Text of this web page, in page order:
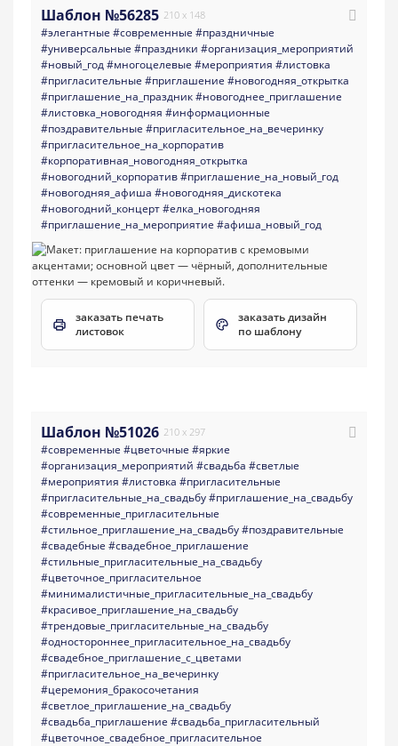
Шаблон №56285 210 x 148
#элегантные #современные #праздничные
#универсальные #праздники #организация_мероприятий
#новый_год#многоцелевые #мероприятия #листовка
#пригласительные #приглашение #новогодняя_открытка
#приглашение_на_праздник#новогоднее_приглашение
#листовка_новогодняя #информационные
#поздравительные #пригласительное_на_вечеринку
#пригласительное_на_корпоратив
#корпоративная_новогодняя_открытка
#новогодний_корпоратив#приглашение_на_новый_год
#новогодняя_афиша #новогодняя_дискотека
#новогодний_концерт#елка_новогодняя
#приглашение_на_мероприятие #афиша_новый_год
заказать печать
листовок
заказать дизайн
по шаблону
Шаблон №51026 210 x 297
#современные #цветочные #яркие
#организация_мероприятий #свадьба #светлые
#мероприятия #листовка #пригласительные
#пригласительные_на_свадьбу#приглашение_на_свадьбу
#современные_пригласительные
#стильное_приглашение_на_свадьбу#поздравительные
#свадебные #свадебное_приглашение
#стильные_пригласительные_на_свадьбу
#цветочное_пригласительное
#минималистичные_пригласительные_на_свадьбу
#красивое_приглашение_на_свадьбу
#трендовые_пригласительные_на_свадьбу
#одностороннее_пригласительное_на_свадьбу
#свадебное_приглашение_с_цветами
#пригласительное_на_вечеринку
#церемония_бракосочетания
#светлое_приглашение_на_свадьбу
#свадьба_приглашение #свадьба_пригласительный
#цветочное_свадебное_пригласительное